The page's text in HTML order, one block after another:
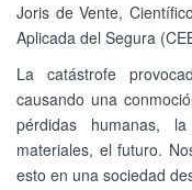
Joris de Vente,
Aplicada del Segura
La catástrofe
causando una
pérdidas humanas,
materiales, el futuro.
esto en una sociedad